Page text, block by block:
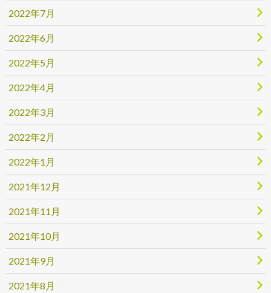
2022年7月
2022年6月
2022年5月
2022年4月
2022年3月
2022年2月
2022年1月
2021年12月
2021年11月
2021年10月
2021年9月
2021年8月